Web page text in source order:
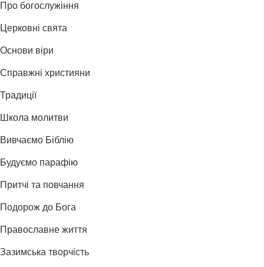
Про богослужіння
Церковні свята
Основи віри
Справжні християни
Традиції
Школа молитви
Вивчаємо Біблію
Будуємо парафію
Притчі та повчання
Подорож до Бога
Православне життя
Зазимська творчість